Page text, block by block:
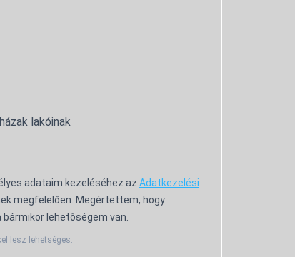
lakóinak
adataim kezeléséhez az Adatkezelési
megfelelően. Megértettem, hogy
lehetőségem van.
lesz lehetséges.